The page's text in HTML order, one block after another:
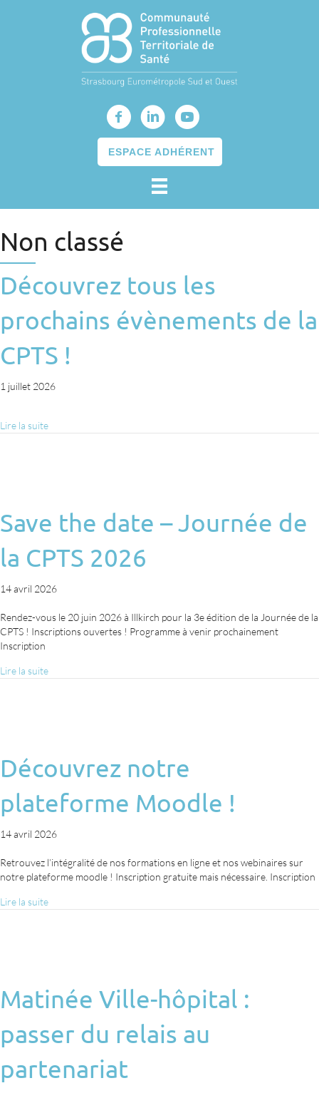
ESPACE ADHÉRENT
Non classé
Découvrez tous les
prochains évènements de la
CPTS !
1 juillet 2026
Lire la suite
Save the date – Journée de
la CPTS 2026
14 avril 2026
Rendez-vous le 20 juin 2026 à Illkirch pour la 3e édition de la Journée de la
CPTS ! Inscriptions ouvertes ! Programme à venir prochainement
Inscription
Lire la suite
Découvrez notre
plateforme Moodle !
14 avril 2026
Retrouvez l’intégralité de nos formations en ligne et nos webinaires sur
notre plateforme moodle ! Inscription gratuite mais nécessaire. Inscription
Lire la suite
Matinée Ville-hôpital :
passer du relais au
partenariat